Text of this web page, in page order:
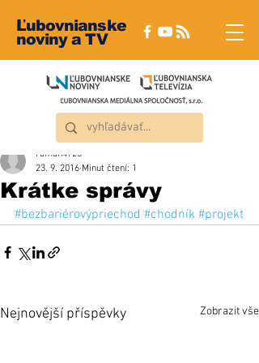
Ľubovnianske
noviny a TV
Krátke správy
roman4723
23. 9. 2016 Minut čtení: 1
#bezbariérovýpriechod #chodník #projekt
Nejnovější příspěvky Zobrazit vše